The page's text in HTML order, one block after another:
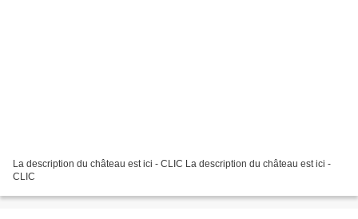
La description du château est ici - CLIC La description du château est ici -
CLIC